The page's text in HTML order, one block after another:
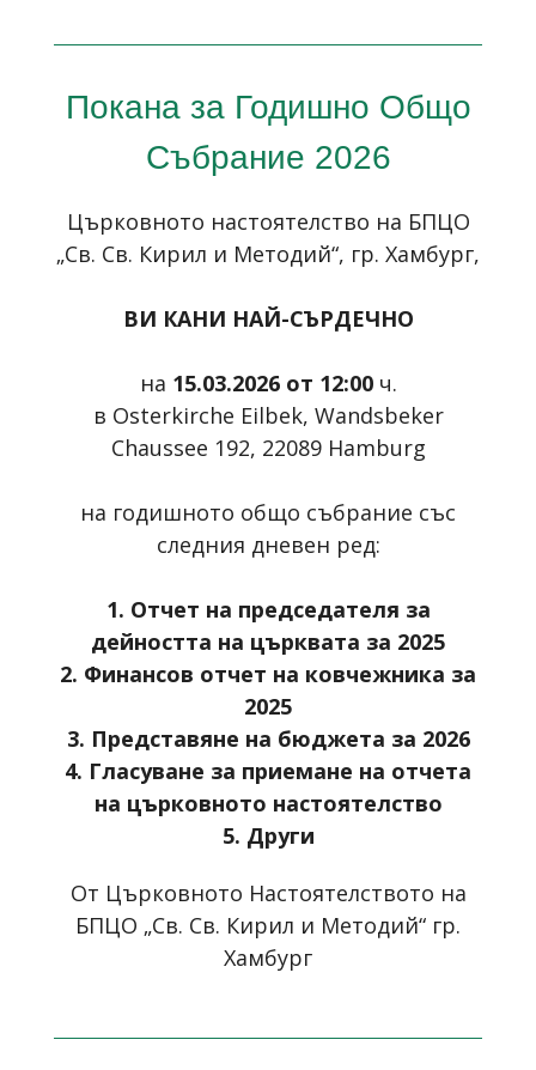
Покана за Годишно Общо
Събрание 2026
Църковното настоятелство на БПЦО
„Св. Св. Кирил и Методий“, гр. Хамбург,
ВИ КАНИ НАЙ-СЪРДЕЧНО
на 15.03.2026 от 12:00ч.
в Osterkirche Eilbek, Wandsbeker
Chaussee 192, 22089 Hamburg
на годишното общо събрание със
следния дневен ред:
1. Отчет на председателя за
дейността на църквата за 2025
2. Финансов отчет на ковчежника за
2025
3. Представяне на бюджета за 2026
4. Гласуване за приемане на отчета
на църковното настоятелство
5. Други
От Църковното Настоятелството на
БПЦО „Св. Св. Кирил и Методий“ гр.
Хамбург